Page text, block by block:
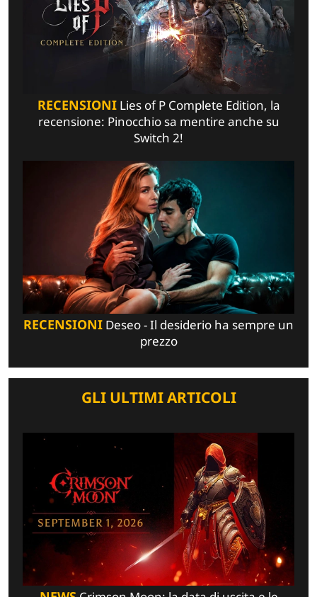
RECENSIONILies of P Complete Edition, la
recensione: Pinocchio sa mentire anche su
Switch 2!
RECENSIONI Deseo - Il desiderio ha sempre un
prezzo
GLI ULTIMI ARTICOLI